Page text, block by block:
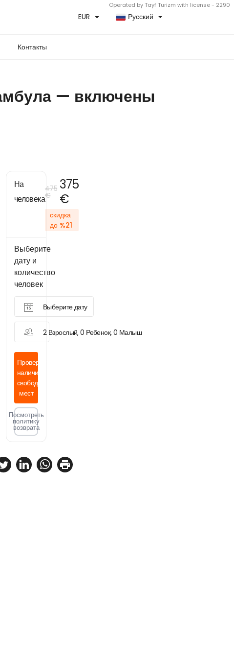
Operated by Tayf Turizm with license - 2290
EUR Русский
Контакты
— включены
На
человека
475
€
375
€
скидка
до %21
Выберите
дату и
количество
человек
Выберите дату
2 Взрослый, 0 Ребенок, 0 Малыш
Проверить
наличие
свободных
мест
Посмотреть
политику
возврата